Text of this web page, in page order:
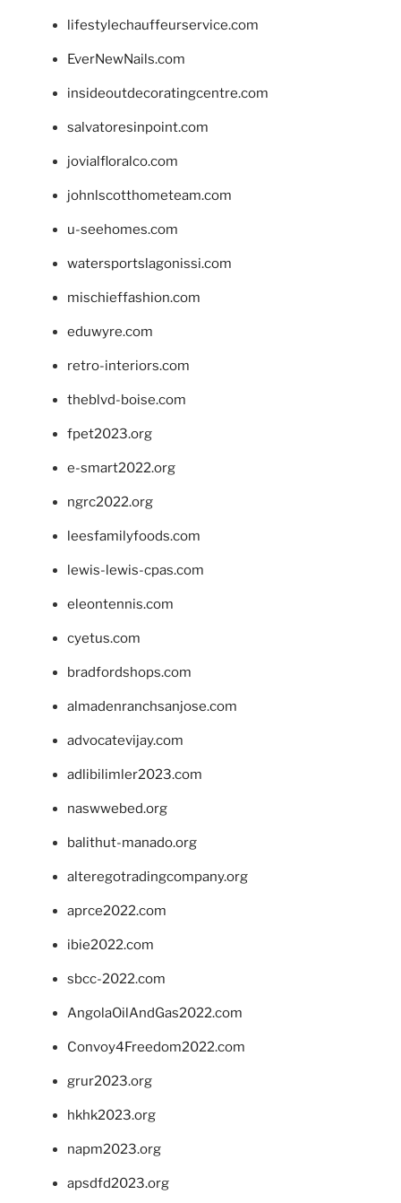
lifestylechauffeurservice.com
EverNewNails.com
insideoutdecoratingcentre.com
salvatoresinpoint.com
jovialfloralco.com
johnlscotthometeam.com
u-seehomes.com
watersportslagonissi.com
mischieffashion.com
eduwyre.com
retro-interiors.com
theblvd-boise.com
fpet2023.org
e-smart2022.org
ngrc2022.org
leesfamilyfoods.com
lewis-lewis-cpas.com
eleontennis.com
cyetus.com
bradfordshops.com
almadenranchsanjose.com
advocatevijay.com
adlibilimler2023.com
naswwebed.org
balithut-manado.org
alteregotradingcompany.org
aprce2022.com
ibie2022.com
sbcc-2022.com
AngolaOilAndGas2022.com
Convoy4Freedom2022.com
grur2023.org
hkhk2023.org
napm2023.org
apsdfd2023.org